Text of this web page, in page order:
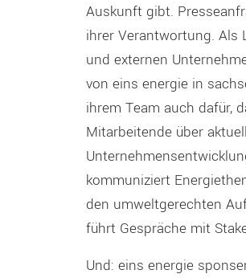
Auskunft gibt.
ihrer Verantwortung. Als
und externen
von eins energie in
ihrem Team auch dafür,
Mitarbeitende über
kommuniziert
den umweltgerechten
führt Gespräche mit
Und: eins energie